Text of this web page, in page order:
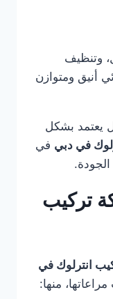
وتنظيف
أنيق ومتوازن
يعتمد بشكل
في دبي في
تركيب
انترلوك في
منها: